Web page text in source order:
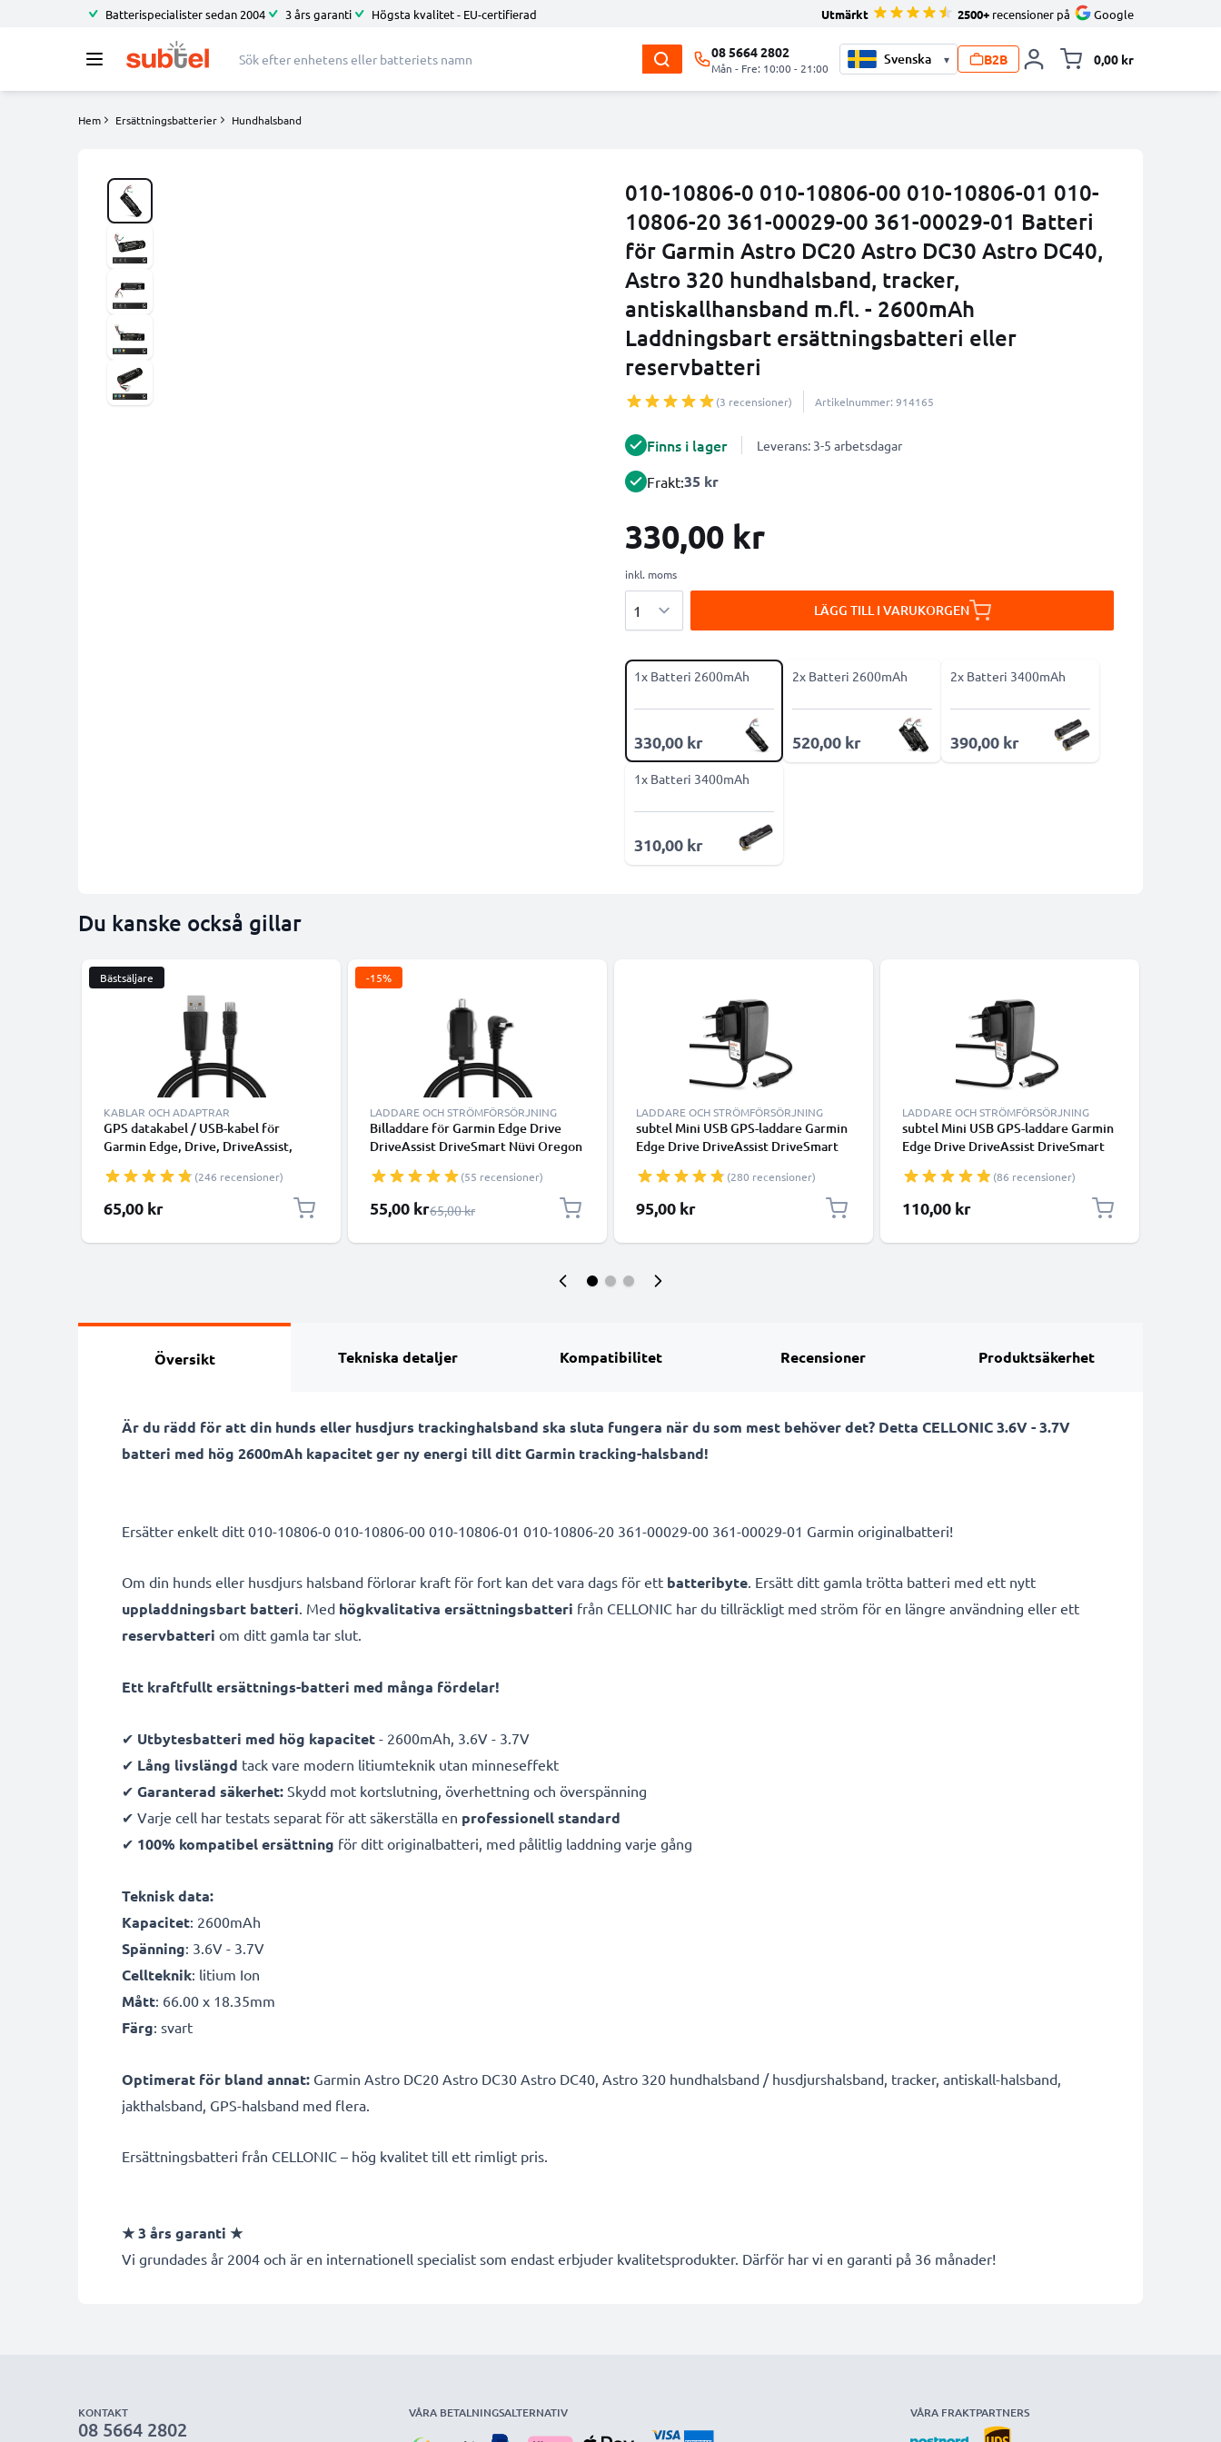
Batterispecialister sedan 2004 3 års garanti Högsta kvalitet - EU-certifierad Utmärkt 2500+ recensioner på Google
08 5664 2802
Mån - Fre: 10:00 - 21:00
▾ B2B 0,00 kr
Hem Ersättningsbatterier Hundhalsband
010-10806-0 010-10806-00 010-10806-01 010-
10806-20 361-00029-00 361-00029-01 Batteri
för Garmin Astro DC20 Astro DC30 Astro DC40,
Astro 320 hundhalsband, tracker,
antiskallhansband m.fl. - 2600mAh
Laddningsbart ersättningsbatteri eller
reservbatteri
(3 recensioner) Artikelnummer: 914165
Finns i lager Leverans: 3-5 arbetsdagar
Frakt:35 kr
330,00 kr
inkl. moms
LÄGG TILL I VARUKORGEN
1x Batteri 2600mAh
330,00 kr
2x Batteri 2600mAh
520,00 kr
2x Batteri 3400mAh
390,00 kr
1x Batteri 3400mAh
310,00 kr
Du kanske också gillar
Bästsäljare
KABLAR OCH ADAPTRAR
GPS datakabel / USB-kabel för
Garmin Edge, Drive, DriveAssist,
GPSMAP navigator/tracker - 1m 1A
laddsladd PVC - svart
överföringskabel
(246 recensioner)
65,00 kr
-15%
LADDARE OCH STRÖMFÖRSÖRJNING
Billaddare för Garmin Edge Drive
DriveAssist DriveSmart Nüvi Oregon
snabb 5V 1A laddning och 1.1m USB-
kabel / laddsladd
(55 recensioner)
Specialpris
55,00 krOrdinarie pris
65,00 kr
LADDARE OCH STRÖMFÖRSÖRJNING
subtel Mini USB GPS-laddare Garmin
Edge Drive DriveAssist DriveSmart
adapter för navigator GPS tracker
(280 recensioner)
95,00 kr
LADDARE OCH STRÖMFÖRSÖRJNING
subtel Mini USB GPS-laddare Garmin
Edge Drive DriveAssist DriveSmart
adapter för navigator GPS tracker
(86 recensioner)
110,00 kr
Översikt Tekniska detaljer Kompatibilitet Recensioner Produktsäkerhet
Är du rädd för att din hunds eller husdjurs trackinghalsband ska sluta fungera när du som mest behöver det? Detta CELLONIC 3.6V - 3.7V
batteri med hög 2600mAh kapacitet ger ny energi till ditt Garmin tracking-halsband!
Ersätter enkelt ditt 010-10806-0 010-10806-00 010-10806-01 010-10806-20 361-00029-00 361-00029-01 Garmin originalbatteri!
Om din hunds eller husdjurs halsband förlorar kraft för fort kan det vara dags för ett batteribyte. Ersätt ditt gamla trötta batteri med ett nytt
uppladdningsbart batteri. Med högkvalitativa ersättningsbatteri från CELLONIC har du tillräckligt med ström för en längre användning eller ett
reservbatteri om ditt gamla tar slut.
Ett kraftfullt ersättnings-batteri med många fördelar!
✔ Utbytesbatteri med hög kapacitet - 2600mAh, 3.6V - 3.7V
✔ Lång livslängd tack vare modern litiumteknik utan minneseffekt
✔ Garanterad säkerhet: Skydd mot kortslutning, överhettning och överspänning
✔ Varje cell har testats separat för att säkerställa en professionell standard
✔ 100% kompatibel ersättning för ditt originalbatteri, med pålitlig laddning varje gång
Teknisk data:
Kapacitet: 2600mAh
Spänning: 3.6V - 3.7V
Cellteknik: litium Ion
Mått: 66.00 x 18.35mm
Färg: svart
Optimerat för bland annat: Garmin Astro DC20 Astro DC30 Astro DC40, Astro 320 hundhalsband / husdjurshalsband, tracker, antiskall-halsband,
jakthalsband, GPS-halsband med flera.
Ersättningsbatteri från CELLONIC – hög kvalitet till ett rimligt pris.
★3 års garanti ★
Vi grundades år 2004 och är en internationell specialist som endast erbjuder kvalitetsprodukter. Därför har vi en garanti på 36 månader!
KONTAKT
08 5664 2802
VÅRA BETALNINGSALTERNATIV VÅRA FRAKTPARTNERS